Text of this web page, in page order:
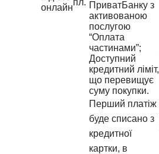
онлайн
пл. ПриватБанку з
активованою
послугою
“Оплата
частинами”;
Доступний
кредитний ліміт,
що перевищує
суму покупки.
Перший платіж
буде списано з
кредитної
картки, в